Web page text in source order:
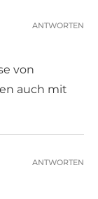
von
auch mit
ANTWORTEN
ANTWORTEN